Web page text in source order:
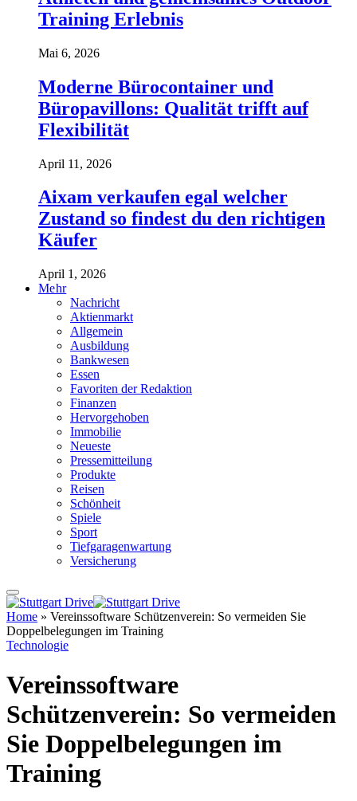
Training Erlebnis
Mai 6, 2026
Moderne Bürocontainer und
Büropavillons: Qualität trifft auf
Flexibilität
April 11, 2026
Aixam verkaufen egal welcher
Zustand so findest du den richtigen
Käufer
April 1, 2026
Mehr
Nachricht
Aktienmarkt
Allgemein
Ausbildung
Bankwesen
Essen
Favoriten der Redaktion
Finanzen
Hervorgehoben
Immobilie
Neueste
Pressemitteilung
Produkte
Reisen
Schönheit
Spiele
Sport
Tiefgaragenwartung
Versicherung
Home » Vereinssoftware Schützenverein: So vermeiden Sie
Doppelbelegungen im Training
Technologie
Vereinssoftware
Schützenverein: So vermeiden
Sie Doppelbelegungen im
Training